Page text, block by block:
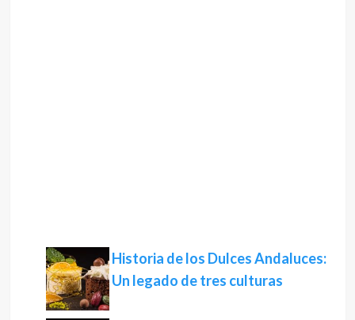
Historia de los Dulces Andaluces:
Un legado de tres culturas